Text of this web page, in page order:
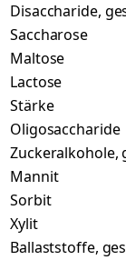
Disaccharide,
Saccharose
Maltose
Lactose
Stärke
Oligosaccharide
Zuckeralkohole,
Mannit
Sorbit
Xylit
Ballaststoffe,